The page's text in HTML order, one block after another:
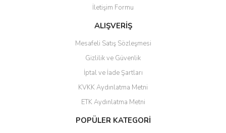
hızlı güvenli bir alışveriş oldu
Yalçın Kaya | 20/06/2026
ahmet yiğit | 29/04/2026
Aldığım ürün kapalı kutu teslim
edildi. Teşekkür ederim.
İletişim Formu
ALIŞVERİŞ
Mesafeli Satış Sözleşmesi
Gizlilik ve Güvenlik
İptal ve İade Şartları
KVKK Aydınlatma Metni
ETK Aydınlatma Metni
POPÜLER KATEGORİ